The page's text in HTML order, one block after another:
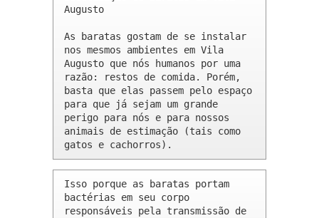
Augusto
As baratas gostam de se instalar
nos mesmos ambientes em Vila
Augusto que nós humanos por uma
razão: restos de comida. Porém,
basta que elas passem pelo espaço
para que já sejam um grande
perigo para nós e para nossos
animais de estimação (tais como
gatos e cachorros).
Isso porque as baratas portam
bactérias em seu corpo
responsáveis pela transmissão de